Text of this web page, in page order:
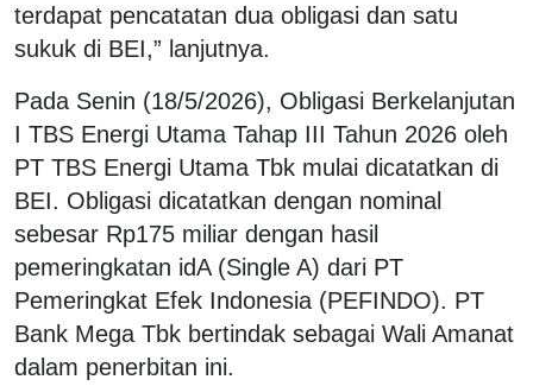
terdapat pencatatan dua obligasi dan satu
sukuk di BEI,” lanjutnya.
Pada Senin (18/5/2026), Obligasi Berkelanjutan
I TBS Energi Utama Tahap III Tahun 2026 oleh
PT TBS Energi Utama Tbk mulai dicatatkan di
BEI. Obligasi dicatatkan dengan nominal
sebesar Rp175 miliar dengan hasil
pemeringkatan idA (Single A) dari PT
Pemeringkat Efek Indonesia (PEFINDO). PT
Bank Mega Tbk bertindak sebagai Wali Amanat
dalam penerbitan ini.